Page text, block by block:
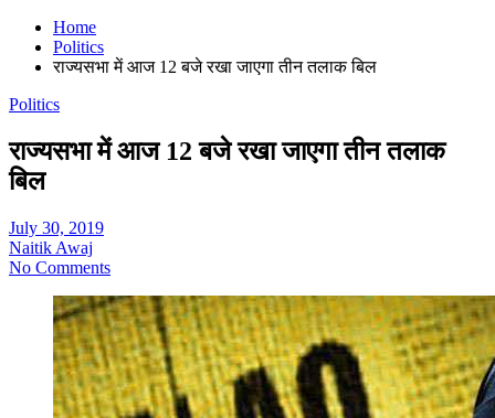
Home
Politics
राज्यसभा में आज 12 बजे रखा जाएगा तीन तलाक बिल
Politics
राज्यसभा में आज 12 बजे रखा जाएगा तीन तलाक
बिल
July 30, 2019
Naitik Awaj
No Comments